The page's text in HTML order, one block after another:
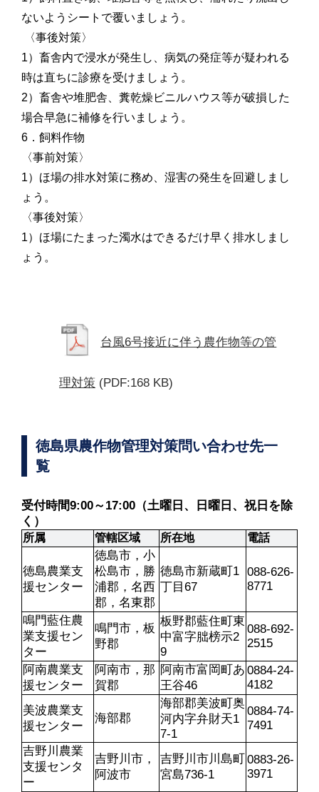
ないようシートで覆いましょう。
〈事後対策〉
1）畜舎内で浸水が発生し、病気の発症等が疑われる
時は直ちに診療を受けましょう。
2）畜舎や堆肥舎、糞乾燥ビニルハウス等が破損した
場合早急に補修を行いましょう。
6．飼料作物
〈事前対策〉
1）ほ場の排水対策に務め、湿害の発生を回避しまし
ょう。
〈事後対策〉
1）ほ場にたまった濁水はできるだけ早く排水しまし
ょう。
台風6号接近に伴う農作物等の管
理対策 (PDF:168 KB)
徳島県農作物管理対策問い合わせ先一
覧
受付時間9:00～17:00（土曜日、日曜日、祝日を除
く）
所属 管轄区域 所在地 電話
徳島農業支
援センター
徳島市，小
松島市，勝
浦郡，名西
郡，名東郡
徳島市新蔵町1
丁目67
088-626-
8771
鳴門藍住農
業支援セン
ター
鳴門市，板
野郡
板野郡藍住町東
中富字朏榜示2
9
088-692-
2515
阿南農業支
援センター
阿南市，那
賀郡
阿南市富岡町あ
王谷46
0884-24-
4182
美波農業支
援センター
海部郡
海部郡美波町奥
河内字弁財天1
7-1
0884-74-
7491
吉野川農業
支援センタ
ー
吉野川市，
阿波市
吉野川市川島町
宮島736-1
0883-26-
3971